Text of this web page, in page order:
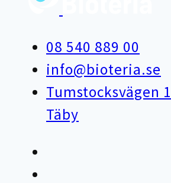
08 540 889 00
info@bioteria.se
Tumstocksvägen
Täby